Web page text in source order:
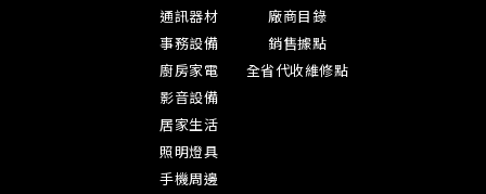
通訊器材
事務設備
廚房家電
影音設備
居家生活
照明燈具
手機周邊
廠商目錄
銷售據點
全省代收維修點